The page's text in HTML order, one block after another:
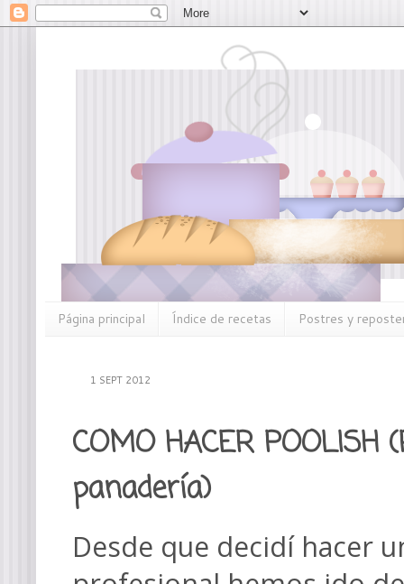
Página principal Índice de recetas Postres y
1 SEPT 2012
COMO HACER
panadería)
Desde que decidí hacer